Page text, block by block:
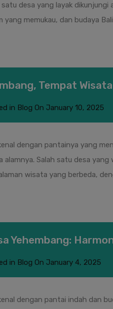
desa yang layak
yang memukau, dan budaya
Tempat
in Blog On January 10, 2025
dengan pantainya yang
alamnya. Salah satu desa
wisata yang berbeda,
Yehembang:
in Blog On January 4, 2025
dengan pantai indah dan